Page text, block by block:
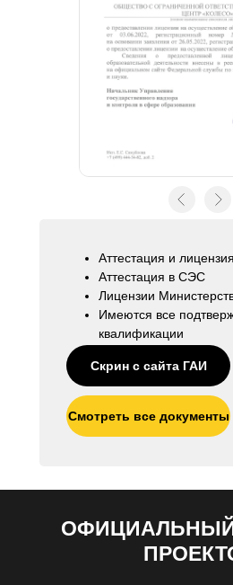
Аттестация и
Аттестация в СЭС
Лицензии
Имеются все
квалификации
Скрин с сайта ГАИ
Смотреть все документы